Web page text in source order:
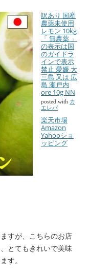
訳あり 国産
農薬未使用
レモン 10kg
「 無農薬 」
の表示は国
のガイドラ
インで表示
禁止 愛媛 大
三島 又は 広
島 瀬戸内
ore 10g NN
posted with カ
エレバ
楽天市場
Amazon
Yahooショ
ッピング
すが、こちらのお店
とてもきれいで美味
ます。